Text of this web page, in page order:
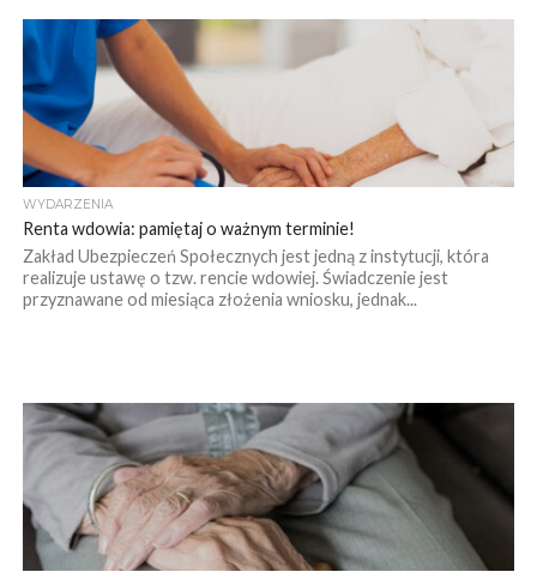
WYDARZENIA
Renta wdowia: pamiętaj o ważnym terminie!
Zakład Ubezpieczeń Społecznych jest jedną z instytucji, która
realizuje ustawę o tzw. rencie wdowiej. Świadczenie jest
przyznawane od miesiąca złożenia wniosku, jednak...